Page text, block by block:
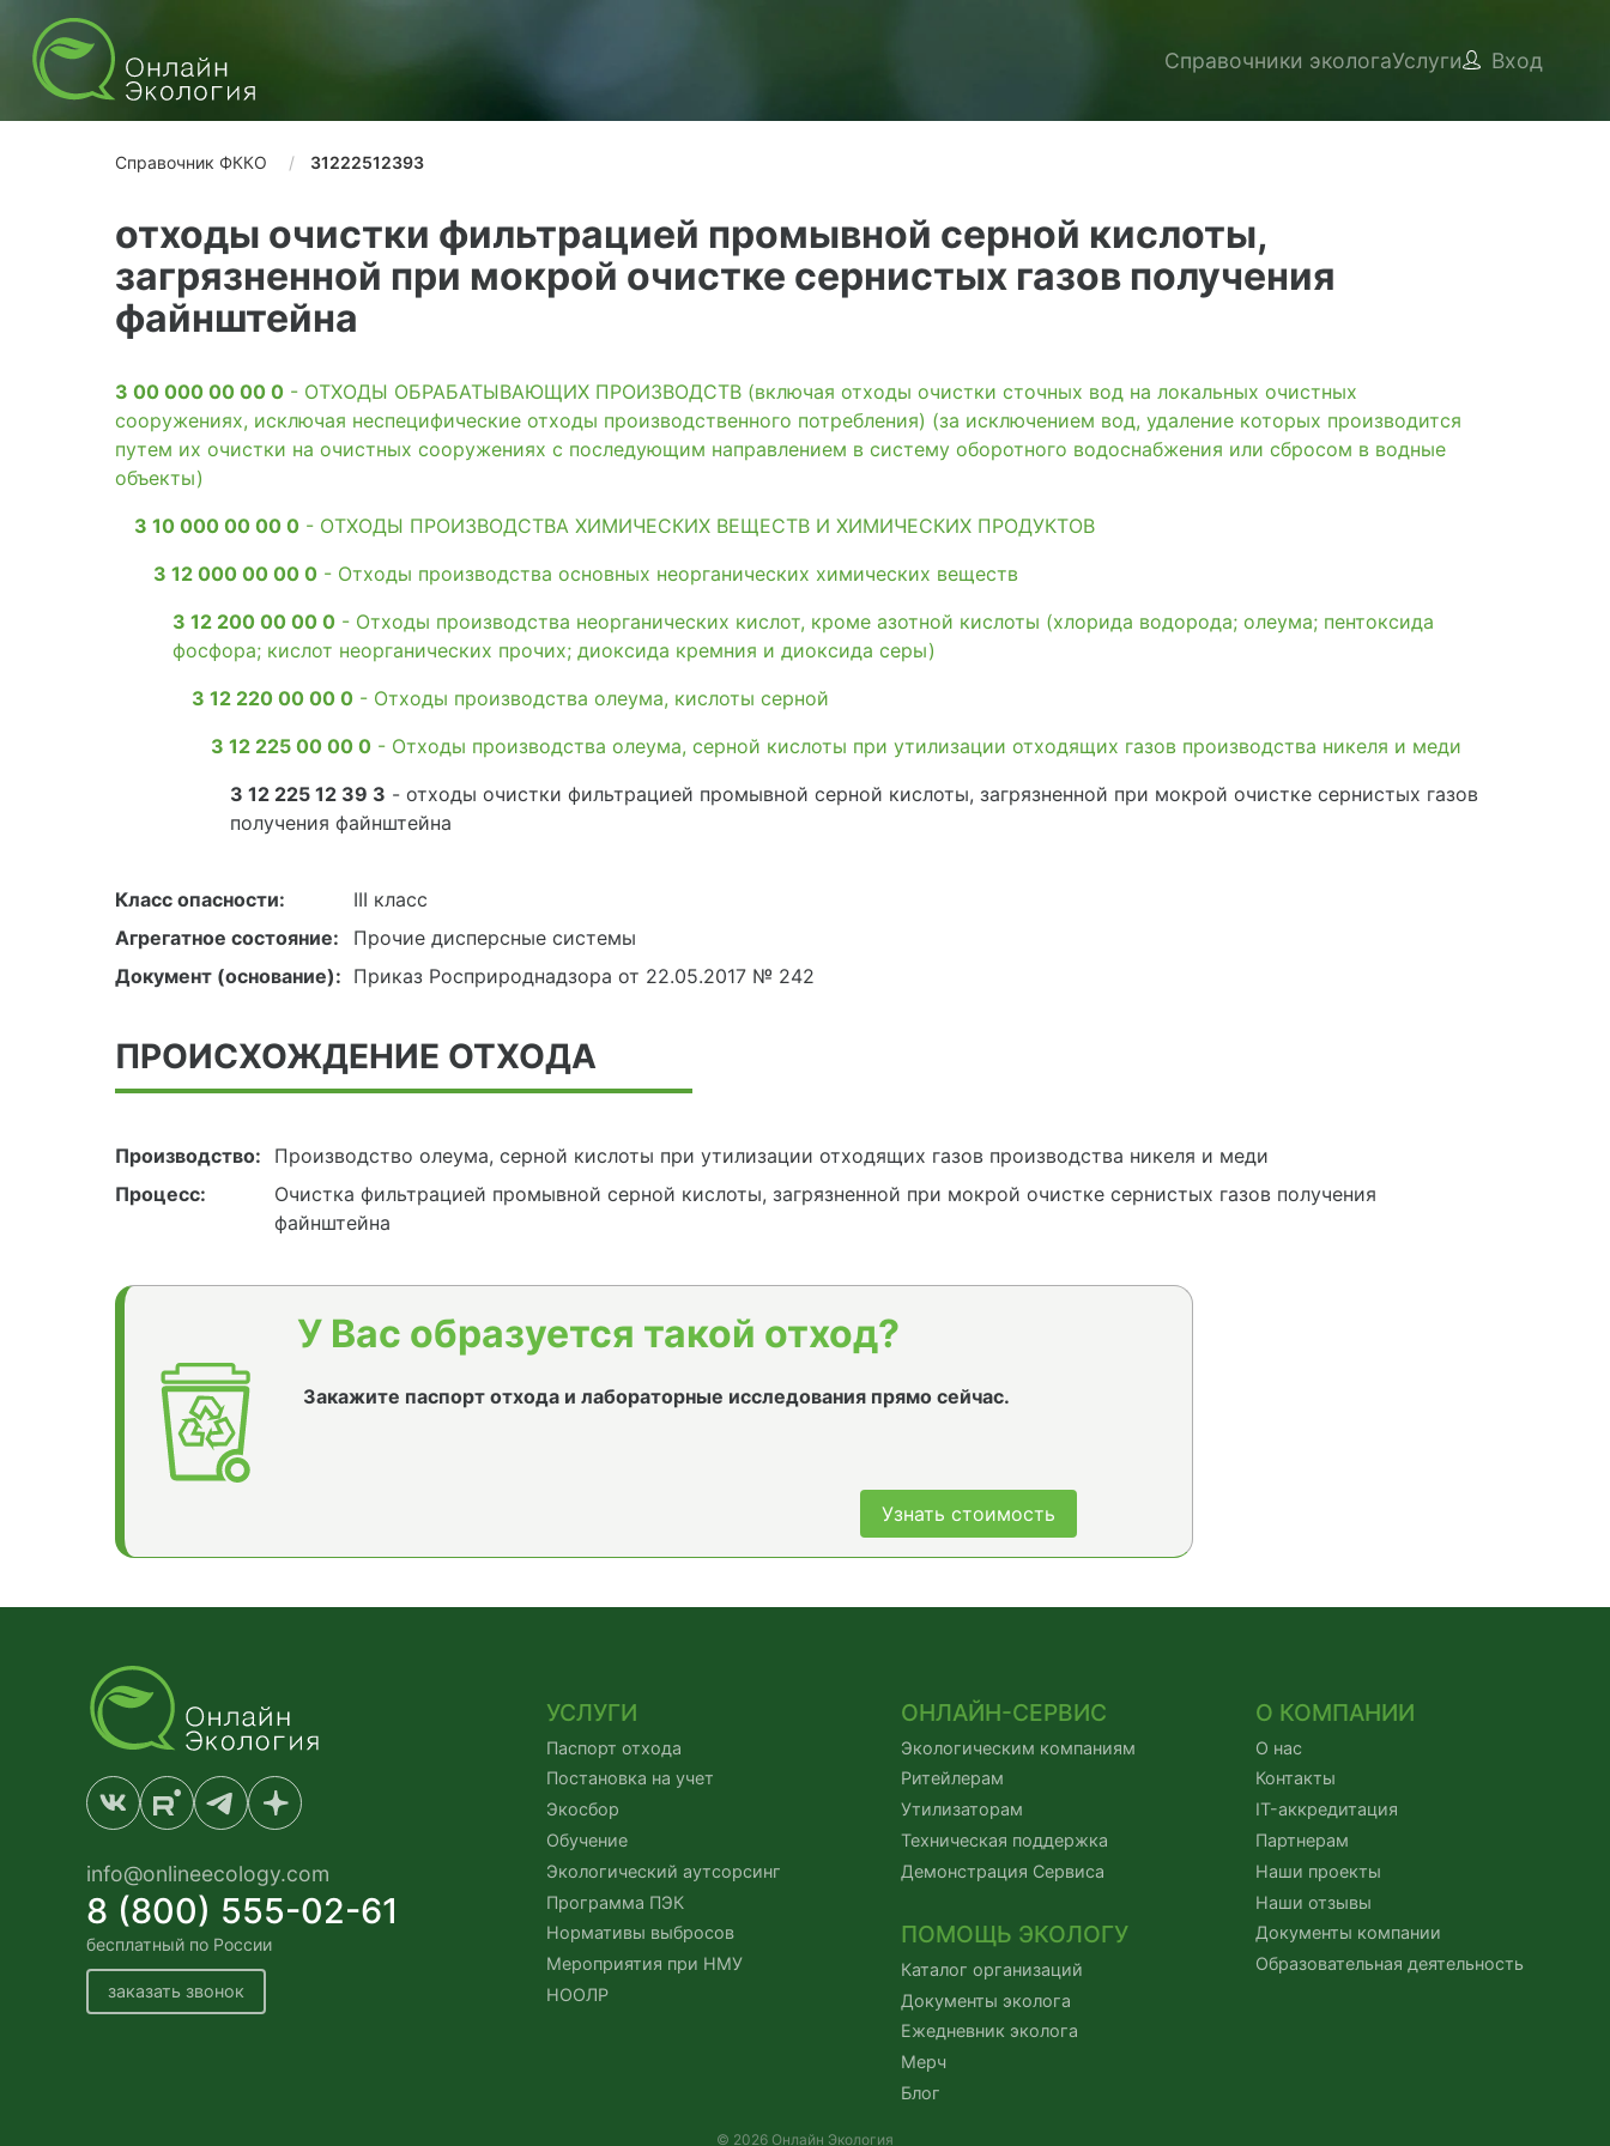
Справочники экологаУслуги Вход
Справочник ФККО 31222512393
отходы очистки фильтрацией промывной серной кислоты,
загрязненной при мокрой очистке сернистых газов получения
файнштейна
3 00 000 00 00 0 - ОТХОДЫ ОБРАБАТЫВАЮЩИХ ПРОИЗВОДСТВ (включая отходы очистки сточных вод на локальных очистных
сооружениях, исключая неспецифические отходы производственного потребления) (за исключением вод, удаление которых производится
путем их очистки на очистных сооружениях с последующим направлением в систему оборотного водоснабжения или сбросом в водные
объекты)
3 10 000 00 00 0 - ОТХОДЫ ПРОИЗВОДСТВА ХИМИЧЕСКИХ ВЕЩЕСТВ И ХИМИЧЕСКИХ ПРОДУКТОВ
3 12 000 00 00 0 - Отходы производства основных неорганических химических веществ
3 12 200 00 00 0 - Отходы производства неорганических кислот, кроме азотной кислоты (хлорида водорода; олеума; пентоксида
фосфора; кислот неорганических прочих; диоксида кремния и диоксида серы)
3 12 220 00 00 0 - Отходы производства олеума, кислоты серной
3 12 225 00 00 0 - Отходы производства олеума, серной кислоты при утилизации отходящих газов производства никеля и меди
3 12 225 12 39 3 - отходы очистки фильтрацией промывной серной кислоты, загрязненной при мокрой очистке сернистых газов
получения файнштейна
Класс опасности:
III класс
Агрегатное состояние:
Прочие дисперсные системы
Документ (основание): Приказ Росприроднадзора от 22.05.2017 № 242
ПРОИСХОЖДЕНИЕ ОТХОДА
Производство:
Производство олеума, серной кислоты при утилизации отходящих газов производства никеля и меди
Процесс:
Очистка фильтрацией промывной серной кислоты, загрязненной при мокрой очистке сернистых газов получения
файнштейна
У Вас образуется такой отход?
Закажите паспорт отхода и лабораторные исследования прямо сейчас.
Узнать стоимость
info@onlineecology.com
8 (800) 555-02-61
бесплатный по России
заказать звонок
УСЛУГИ
Паспорт отхода
Постановка на учет
Экосбор
Обучение
Экологический аутсорсинг
Программа ПЭК
Нормативы выбросов
Мероприятия при НМУ
НООЛР
ОНЛАЙН-СЕРВИС
Экологическим компаниям
Ритейлерам
Утилизаторам
Техническая поддержка
Демонстрация Сервиса
ПОМОЩЬ ЭКОЛОГУ
Каталог организаций
Документы эколога
Ежедневник эколога
Мерч
Блог
О КОМПАНИИ
О нас
Контакты
IT-аккредитация
Партнерам
Наши проекты
Наши отзывы
Документы компании
Образовательная деятельность
© 2026 Онлайн Экология